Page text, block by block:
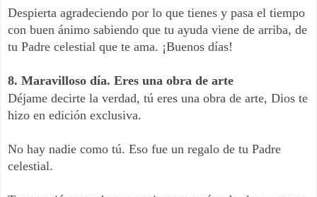
Despierta agradeciendo por lo que tienes y pasa el tiempo
con buen ánimo sabiendo que tu ayuda viene de arriba, de
tu Padre celestial que te ama. ¡Buenos días!
8. Maravilloso día. Eres una obra de arte
Déjame decirte la verdad, tú eres una obra de arte, Dios te
hizo en edición exclusiva.
No hay nadie como tú. Eso fue un regalo de tu Padre
celestial.